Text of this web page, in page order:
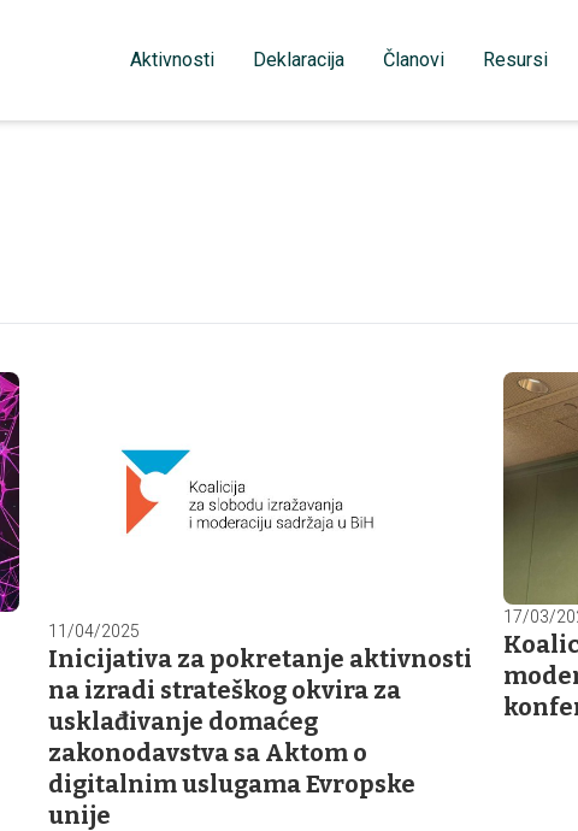
Aktivnosti Deklaracija Članovi Resursi
11/04/2025
Inicijativa za pokretanje aktivnosti
na izradi strateškog okvira za
usklađivanje domaćeg
zakonodavstva sa Aktom o
digitalnim uslugama Evropske
unije
17/03/